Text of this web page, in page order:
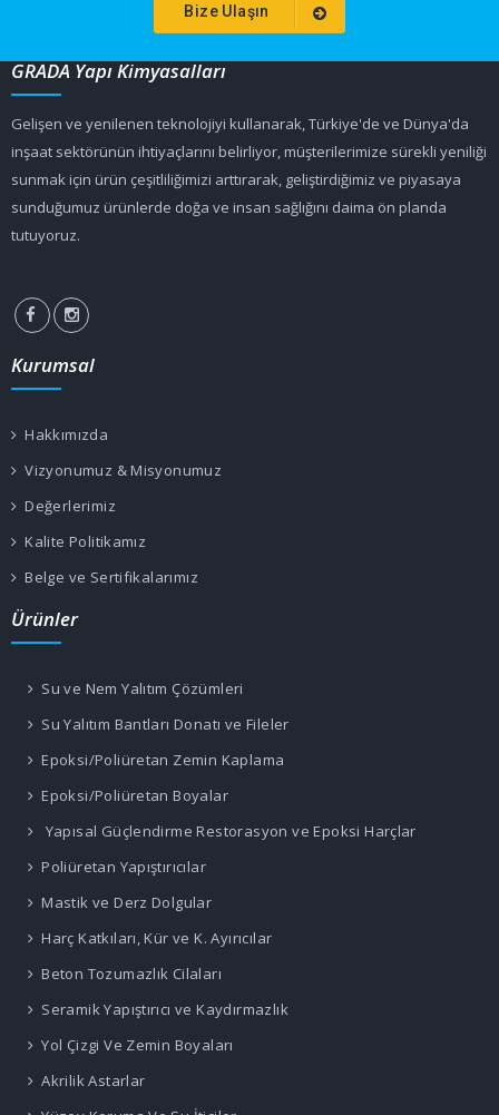
Bize Ulaşın
GRADA Yapı Kimyasalları
Gelişen ve yenilenen teknolojiyi kullanarak, Türkiye'de ve Dünya'da
inşaat sektörünün ihtiyaçlarını belirliyor, müşterilerimize sürekli yeniliği
sunmak için ürün çeşitliliğimizi arttırarak, geliştirdiğimiz ve piyasaya
sunduğumuz ürünlerde doğa ve insan sağlığını daima ön planda
tutuyoruz.
Kurumsal
Hakkımızda
Vizyonumuz & Misyonumuz
Değerlerimiz
Kalite Politikamız
Belge ve Sertifikalarımız
Ürünler
Su ve Nem Yalıtım Çözümleri
Su Yalıtım Bantları Donatı ve Fileler
Epoksi/Poliüretan Zemin Kaplama
Epoksi/Poliüretan Boyalar
Yapısal Güçlendirme Restorasyon ve Epoksi Harçlar
Poliüretan Yapıştırıcılar
Mastik ve Derz Dolgular
Harç Katkıları, Kür ve K. Ayırıcılar
Beton Tozumazlık Cilaları
Seramik Yapıştırıcı ve Kaydırmazlık
Yol Çizgi Ve Zemin Boyaları
Akrilik Astarlar